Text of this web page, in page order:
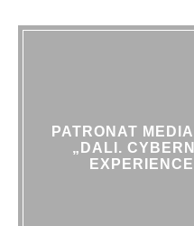
PATRONAT
„DALI.